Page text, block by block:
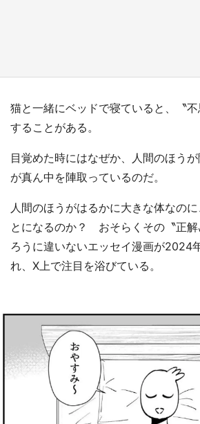
猫と一緒にベッドで寝ていると、〝
することがある。
目覚めた時にはなぜか、人間のほう
が真ん中を陣取っているのだ。
人間のほうがはるかに大きな体なの
とになるのか？ おそらくその〝正解
ろうに違いないエッセイ漫画が2024
れ、X上で注目を浴びている。